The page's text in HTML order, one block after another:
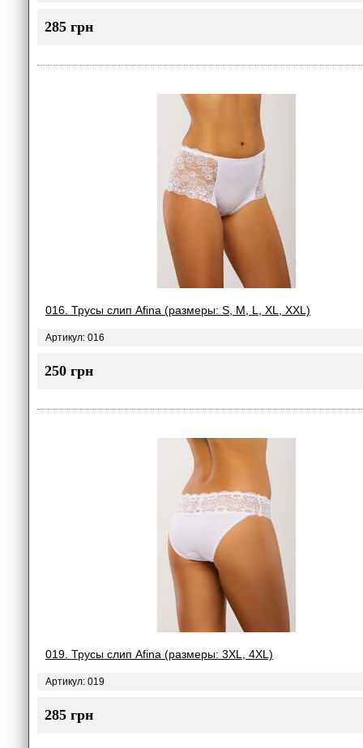
285 грн
016. Трусы слип Afina (размеры: S, M, L, XL, XXL)
Артикул: 016
250 грн
019. Трусы слип Afina (размеры: 3XL, 4XL)
Артикул: 019
285 грн